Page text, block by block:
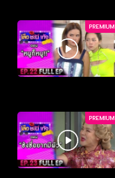
PREMIUM
PREMIUM